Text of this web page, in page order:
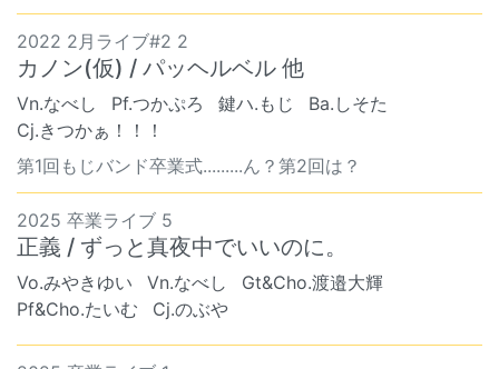
2022 2月ライブ#2 2
カノン(仮) / パッヘルベル 他
Vn.なべし Pf.つかぷろ 鍵ハ.もじ
Ba.しそた
Cj.きつかぁ！！！
第1回もじバンド卒業式.........ん？第2回は？
2025 卒業ライブ 5
正義 / ずっと真夜中でいいのに。
Vo.みやきゆい Vn.なべし
Gt&Cho.渡邉大輝
Pf&Cho.たいむ
Cj.のぶや